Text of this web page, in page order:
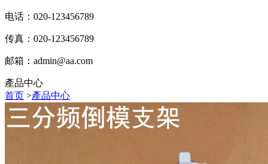
电话：020-123456789
传真：020-123456789
邮箱： admin@aa.com
產品中心
首页 >產品中心